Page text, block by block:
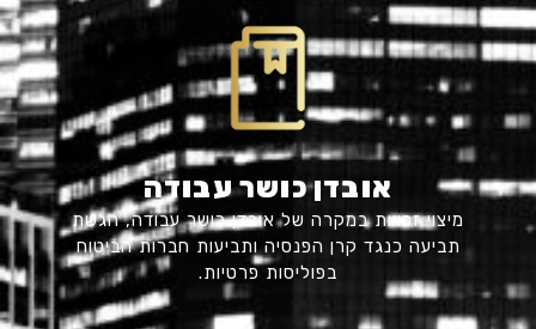
אובדן כושר עבודה
מיצוי זכויות במקרה של אובדן כושר עבודה, הגשת
תביעה כנגד קרן הפנסיה ותביעות חברות הביטוח
בפוליסות פרטיות.